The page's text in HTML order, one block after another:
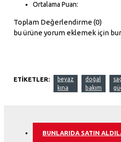
Ortalama Puan:
Toplam Değerlendirme (0)
bu ürüne yorum eklemek için
ETIKETLER:
beyaz
kına
doğal
bakım
BUNLARIDA SATIN